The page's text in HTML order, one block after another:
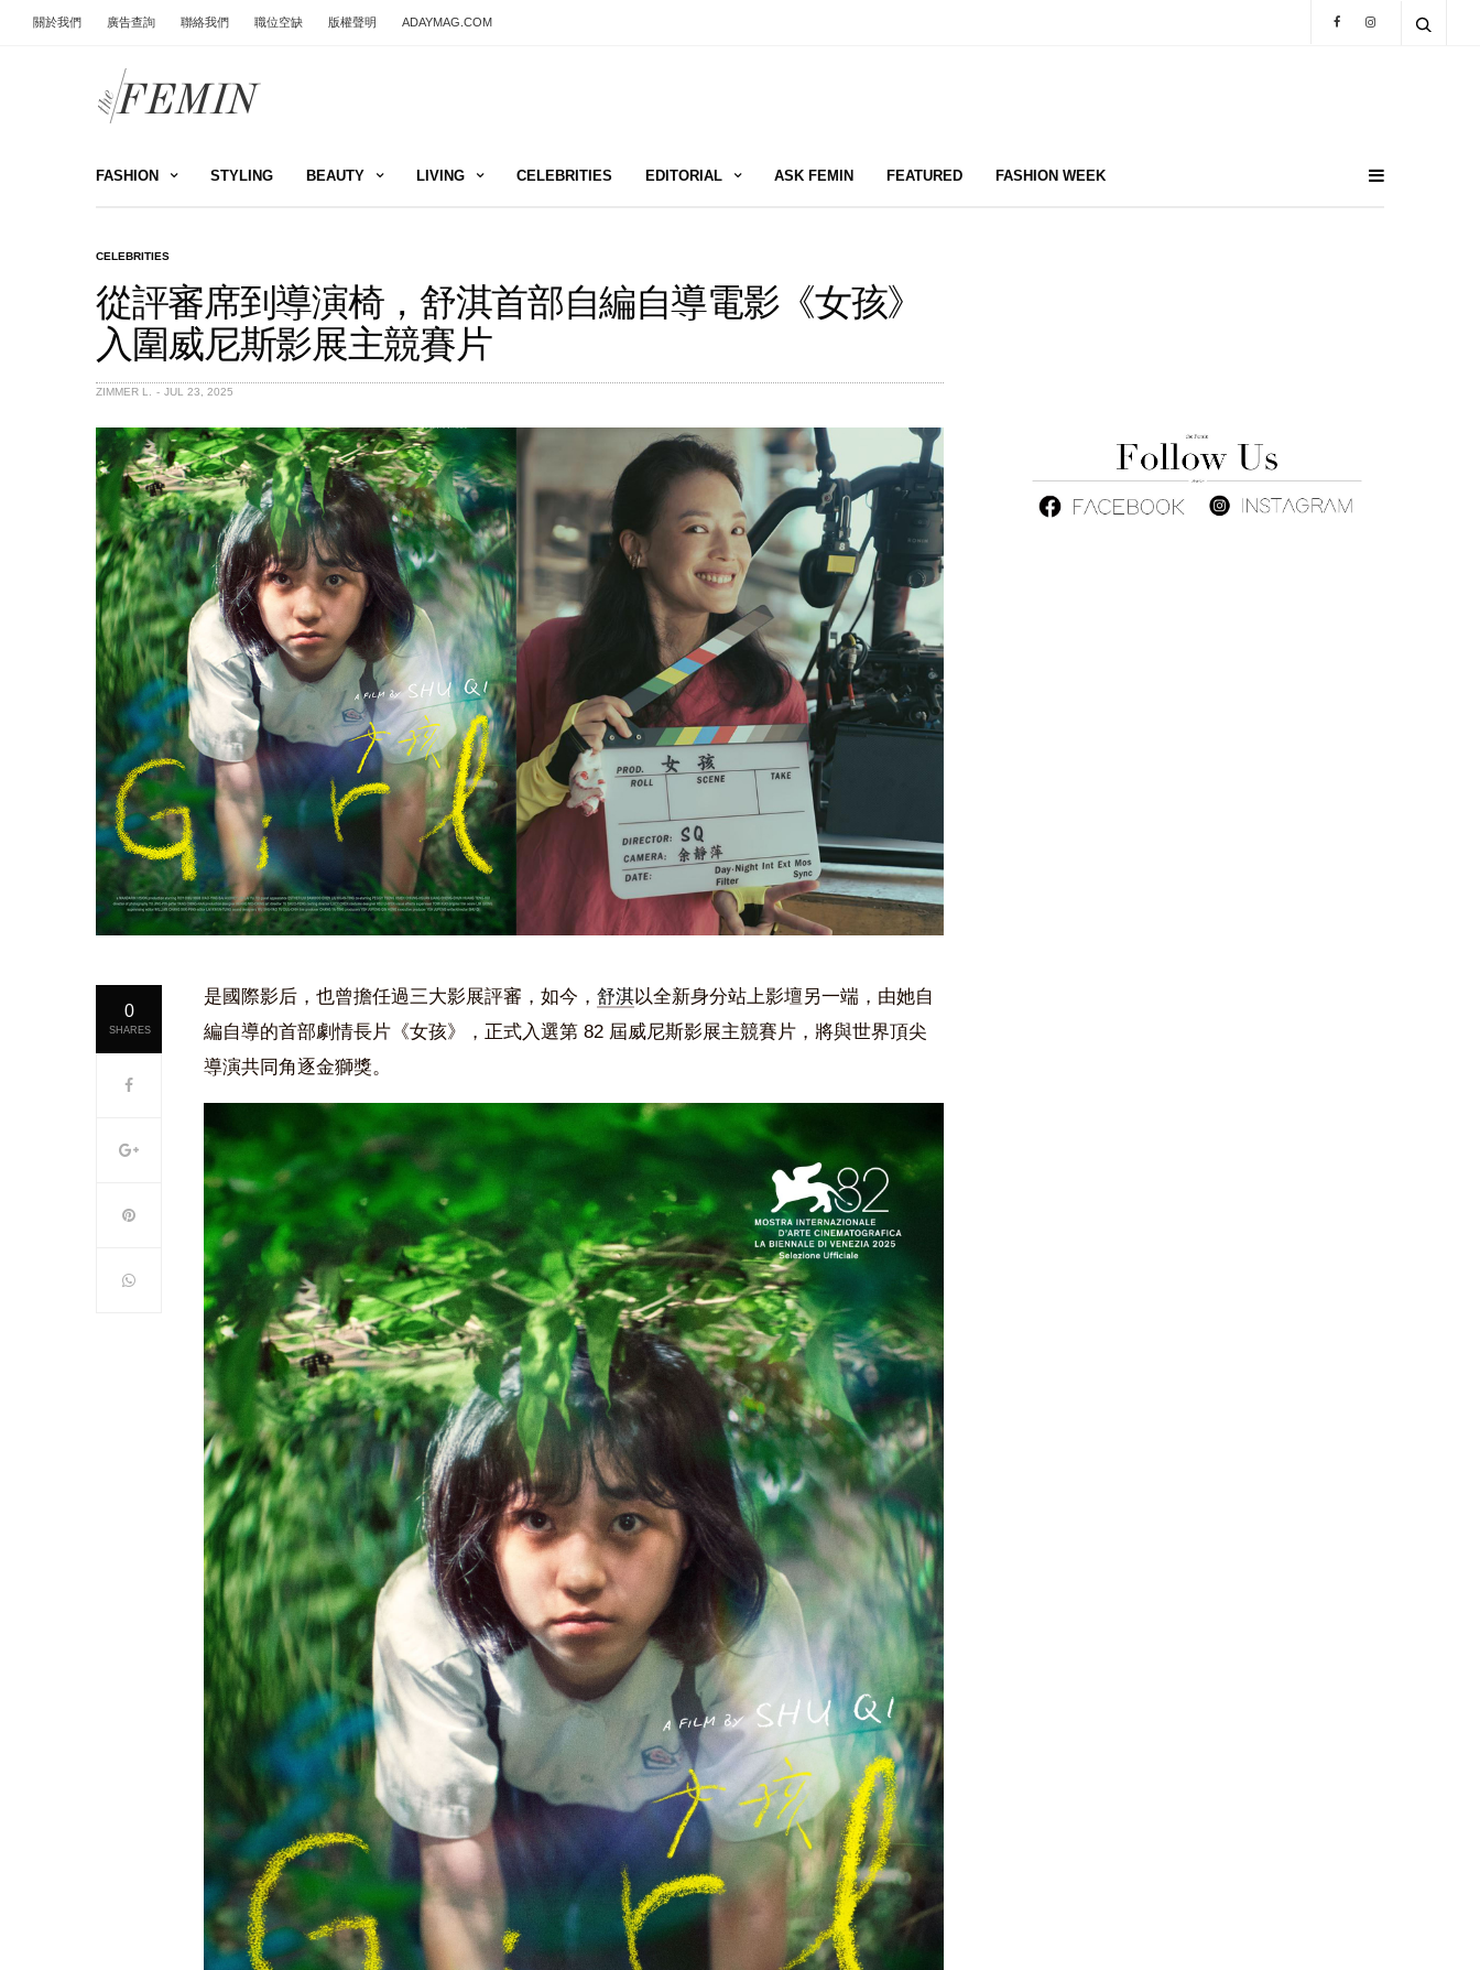
關於我們 廣告查詢 聯絡我們 職位空缺 版權聲明 ADAYMAG.COM
FASHION STYLING BEAUTY LIVING CELEBRITIES EDITORIAL ASK FEMIN FEATURED FASHION WEEK
CELEBRITIES
從評審席到導演椅，舒淇首部自編自導電影《女孩》
入圍威尼斯影展主競賽片
ZIMMER L. JUL 23, 2025
0
SHARES
是國際影后，也曾擔任過三大影展評審，如今， 舒淇以全新身分站上影壇另一端，由她自
編自導的首部劇情長片《女孩》，正式入選第 82 屆威尼斯影展主競賽片，將與世界頂尖
導演共同角逐金獅獎。